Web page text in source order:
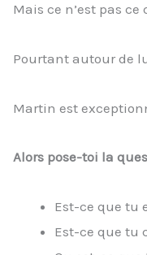
Mais ce n’est pas ce
Pourtant autour de
Martin est
Alors pose-toi la
Est-ce que tu
Est-ce que tu